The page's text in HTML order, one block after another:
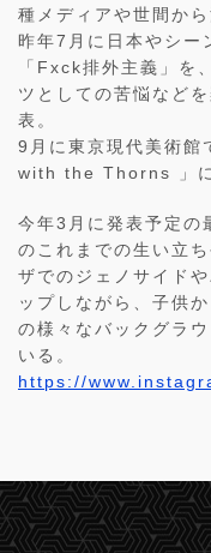
種メディアや世間から
昨年7月に日本やシー
「Fxck排外主義」を
ツとしての苦悩など
表。
9月に東京現代美術
with the Thorns 」に
今年3月に発表予定
のこれまでの生い立
ザでのジェノサイド
ップしながら、子供
の様々なバックグラ
いる。
https://